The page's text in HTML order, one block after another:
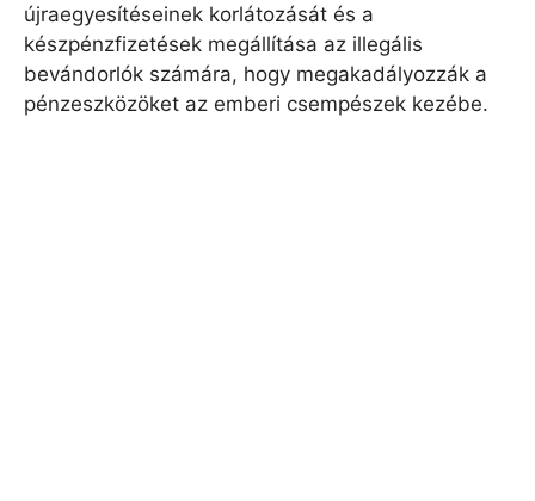
újraegyesítéseinek korlátozását és a
készpénzfizetések megállítása az illegális
bevándorlók számára, hogy megakadályozzák a
pénzeszközöket az emberi csempészek kezébe.